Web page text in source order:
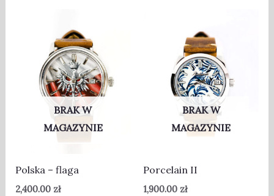
BRAK W
MAGAZYNIE
Polska – flaga
2,400.00 zł
BRAK W
MAGAZYNIE
Porcelain II
1,900.00 zł